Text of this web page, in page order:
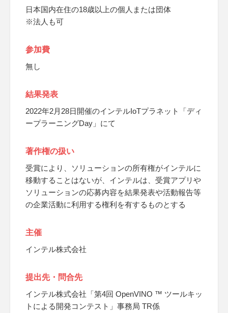
日本国内在住の18歳以上の個人または団体
※法人も可
参加費
無し
結果発表
2022年2月28日開催のインテルIoTプラネット「ディ
ープラーニングDay」にて
著作権の扱い
受賞により、ソリューションの所有権がインテルに
移動することはないが、インテルは、受賞アプリや
ソリューションの応募内容を結果発表や活動報告等
の企業活動に利用する権利を有するものとする
主催
インテル株式会社
提出先・問合先
インテル株式会社「第4回 OpenVINO ™ ツールキッ
トによる開発コンテスト」事務局 TR係